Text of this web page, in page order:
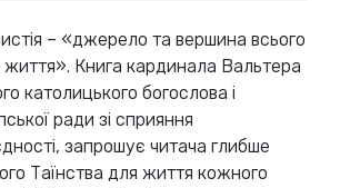
– «джерело та вершина всього
життя». Книга кардинала Вальтера
католицького богослова і
ради зі сприяння
запрошує читача глибше
Таїнства для життя кожного